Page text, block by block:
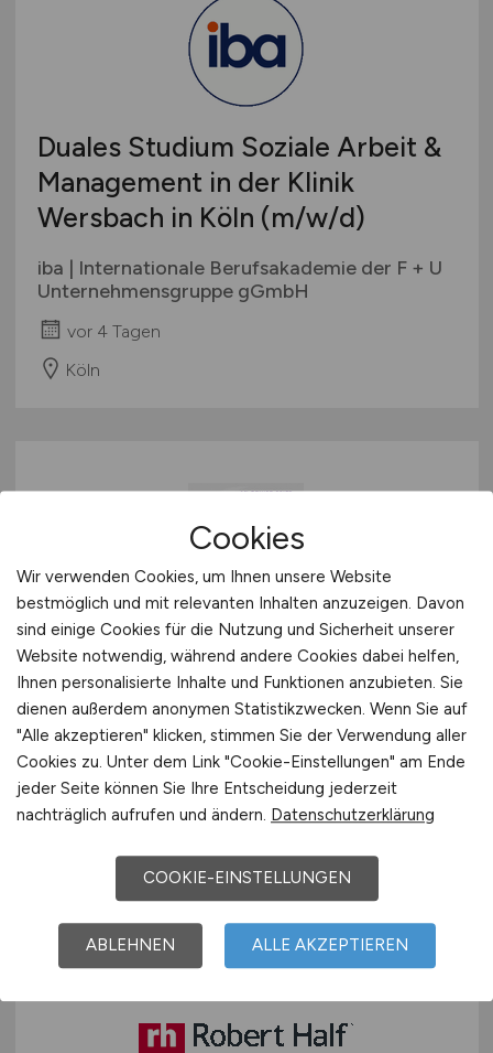
Duales Studium Soziale Arbeit &
Management in der Klinik
Wersbach in Köln (m/w/d)
iba | Internationale Berufsakademie der F + U
Unternehmensgruppe gGmbH
vor 4 Tagen
Köln
Pflegefachkraft(m/w/d)
ambulant – 35h Woche in einer 5
Tage Woche, Firmenwagen
(privat), 33 Tage Urlaub
An deiner Seite Senin Yaninda Pflegedienst
Ayse Cin
Cookies
Wir verwenden Cookies, um Ihnen unsere Website
bestmöglich und mit relevanten Inhalten anzuzeigen. Davon
sind einige Cookies für die Nutzung und Sicherheit unserer
Website notwendig, während andere Cookies dabei helfen,
Ihnen personalisierte Inhalte und Funktionen anzubieten. Sie
dienen außerdem anonymen Statistikzwecken. Wenn Sie auf
"Alle akzeptieren" klicken, stimmen Sie der Verwendung aller
Cookies zu. Unter dem Link "Cookie-Einstellungen" am Ende
jeder Seite können Sie Ihre Entscheidung jederzeit
nachträglich aufrufen und ändern. Datenschutzerklärung
COOKIE-EINSTELLUNGEN
ABLEHNEN ALLE AKZEPTIEREN